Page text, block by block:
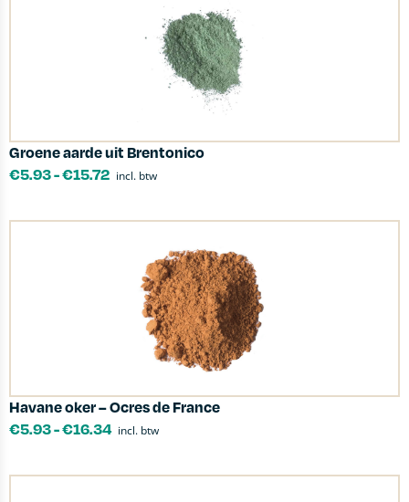
Groene aarde uit Brentonico
€5.93-€15.72 incl. btw
Havane oker – Ocres de France
€5.93-€16.34 incl. btw